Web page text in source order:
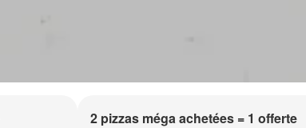
2 pizzas méga achetées = 1 offerte